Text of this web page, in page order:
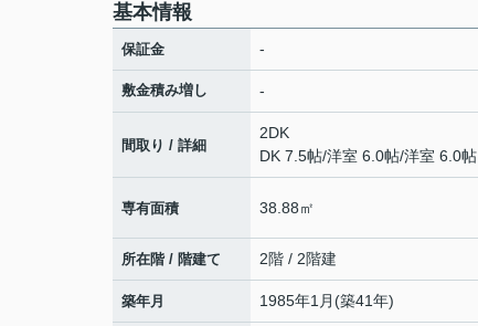
基本情報
保証金 -
敷金積み増し -
間取り / 詳細
2DK
DK 7.5帖/洋室 6.0帖/洋室 6.0帖
専有面積 38.88㎡
所在階 / 階建て 2階 / 2階建
築年月 1985年1月(築41年)